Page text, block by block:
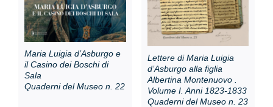
Contatti e biglietti
Accessibilità
Maria Luigia d’Asburgo e
il Casino dei Boschi di
Sala
Quaderni del Museo n. 22
Lettere di Maria Luigia
d’Asburgo alla figlia
Albertina Montenuovo .
Volume I. Anni 1823-1833
Quaderni del Museo n. 23